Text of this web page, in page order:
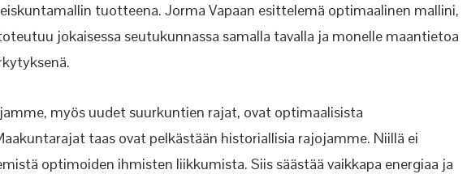
tuotteena. Jorma Vapaan esittelemä optimaalinen mallini,
jokaisessa seutukunnassa samalla tavalla ja monelle maantietoa
myös uudet suurkuntien rajat, ovat optimaalisista
taas ovat pelkästään historiallisia rajojamme. Niillä ei
optimoiden ihmisten liikkumista. Siis säästää vaikkapa energiaa ja